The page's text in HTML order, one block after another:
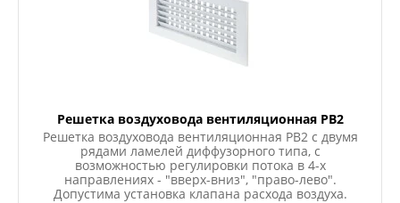
Решетка воздуховода вентиляционная РВ2
Решетка воздуховода вентиляционная РВ2 с двумя
рядами ламелей диффузорного типа, с
возможностью регулировки потока в 4-х
направлениях - "вверх-вниз", "право-лево".
Допустима установка клапана расхода воздуха.